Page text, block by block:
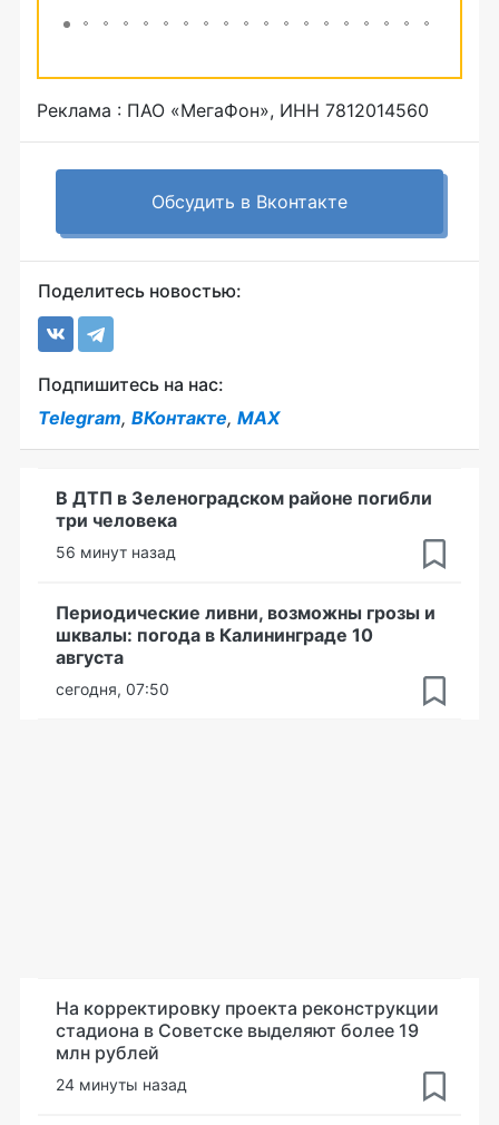
Реклама : ПАО «МегаФон», ИНН 7812014560
Обсудить в Вконтакте
Поделитесь новостью:
Подпишитесь на нас:
Telegram, ВКонтакте, MAX
В ДТП в Зеленоградском районе погибли
три человека
56 минут назад
Периодические ливни, возможны грозы и
шквалы: погода в Калининграде 10
августа
сегодня, 07:50
На корректировку проекта реконструкции
стадиона в Советске выделяют более 19
млн рублей
24 минуты назад